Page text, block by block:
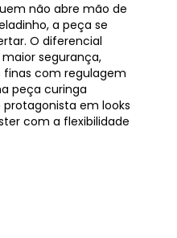
não abre mão de
a peça se
O diferencial
segurança,
finas com regulagem
peça curinga
em looks
com a flexibilidade